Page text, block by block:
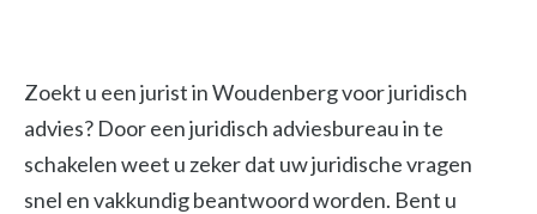
Zoekt u een jurist in Woudenberg voor juridisch
advies? Door een juridisch adviesbureau in te
schakelen weet u zeker dat uw juridische vragen
snel en vakkundig beantwoord worden. Bent u